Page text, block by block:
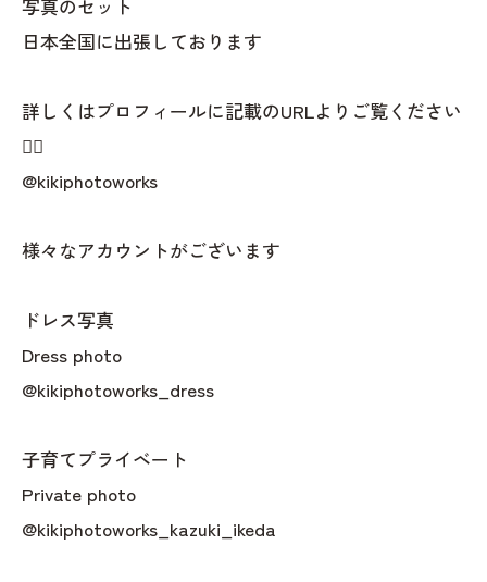
写真のセット
日本全国に出張しております
詳しくはプロフィールに記載のURLよりご覧ください
👇🏻
@kikiphotoworks
様々なアカウントがございます
ドレス写真
Dress photo
@kikiphotoworks_dress
子育てプライベート
Private photo
@kikiphotoworks_kazuki_ikeda